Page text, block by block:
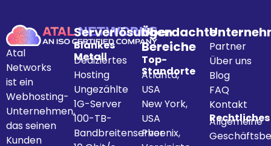
Atal
Networks
ist ein
Webhosting-
Unternehmen,
das seinen
Kunden
Serverlösungen
Blankes
Metall
Dediziertes
Hosting
Ungezählte
1G-Server
100-TB-
Bandbreitenserver
Überdachte
Bereiche
Top-
Standorte
Atlanta,
USA
New York,
USA
Phoenix,
Partner
Über uns
Blog
FAQ
Kontakt
Rechtliches
Allgemeine